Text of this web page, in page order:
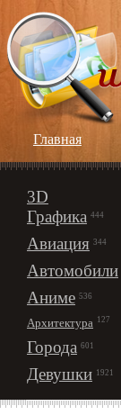
Главная
3D
Графика 444
Авиация 344
Автомобили
Аниме 536
Архитектура 127
Города 601
Девушки 1921